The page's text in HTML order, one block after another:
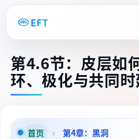
EFT
第4.6节：皮层如
环、极化与共同时
首页 › 第4章：黑洞